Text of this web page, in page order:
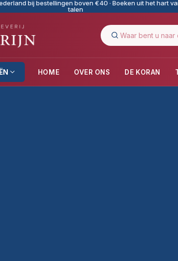
bij bestellingen boven €40 · Boeken uit het hart
talen
HOME OVER ONS DE KORAN